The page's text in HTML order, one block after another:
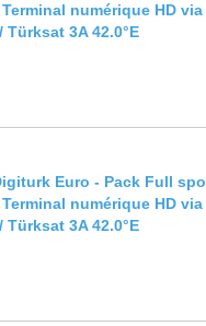
numérique HD via
Türksat 3A 42.0°E
Euro - Pack Full
numérique HD via
Türksat 3A 42.0°E